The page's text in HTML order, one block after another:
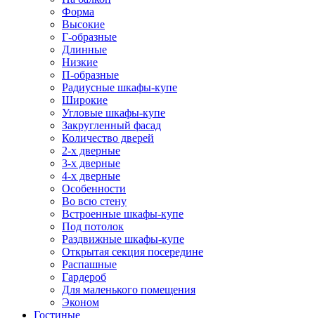
Форма
Высокие
Г-образные
Длинные
Низкие
П-образные
Радиусные шкафы-купе
Широкие
Угловые шкафы-купе
Закругленный фасад
Количество дверей
2-х дверные
3-х дверные
4-х дверные
Особенности
Во всю стену
Встроенные шкафы-купе
Под потолок
Раздвижные шкафы-купе
Открытая секция посередине
Распашные
Гардероб
Для маленького помещения
Эконом
Гостиные